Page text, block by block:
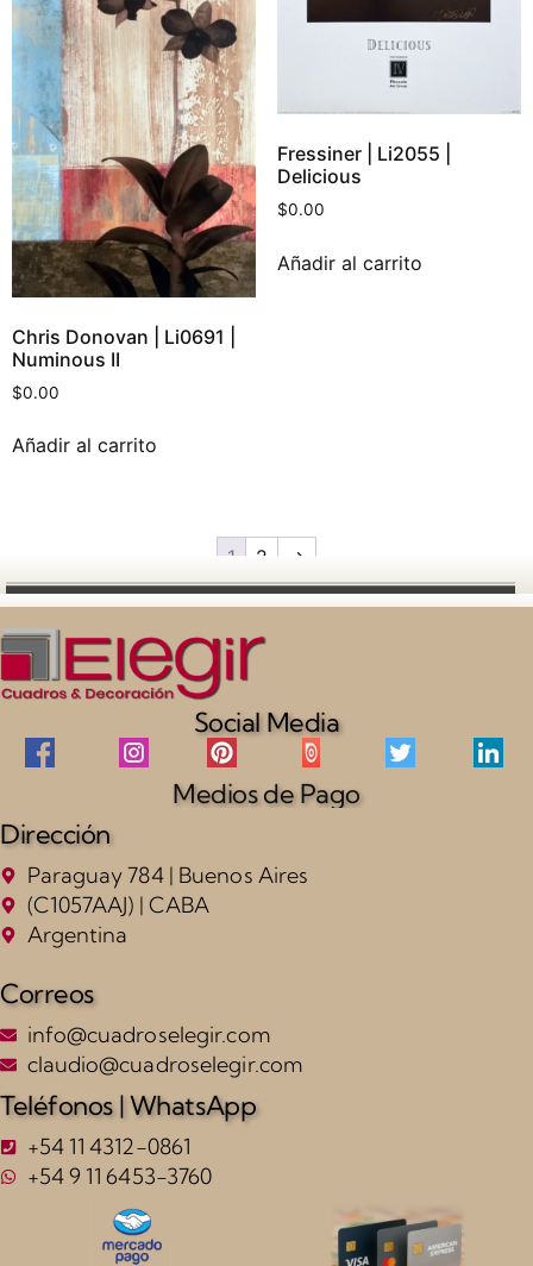
Chris Donovan | Li0691 |
Numinous II
$0.00
Añadir al carrito
Fressiner | Li2055 |
Delicious
$0.00
Añadir al carrito
1 2 →
Social Media
Medios de Pago
Dirección
Paraguay 784 | Buenos Aires
(C1057AAJ) | CABA
Argentina
Correos
info@cuadroselegir.com
claudio@cuadroselegir.com
Teléfonos | WhatsApp
+54 11 4312-0861
+54 9 11 6453-3760